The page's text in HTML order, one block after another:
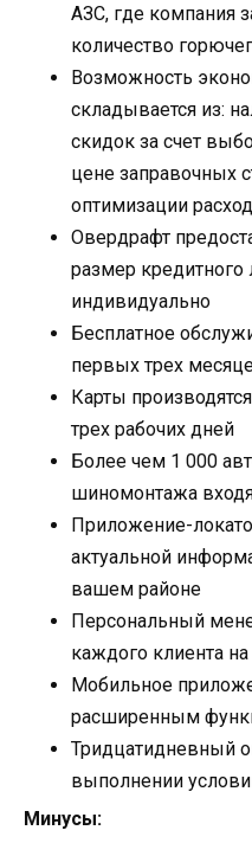
АЗС, где компания
количество
Возможность
складывается из:
скидок за счет
цене заправочных
оптимизации
Овердрафт
размер кредитного
индивидуально
Бесплатное
первых трех
Карты
трех рабочих дней
Более чем 1 000
шиномонтажа
Приложение-
актуальной
вашем районе
Персональный
каждого клиента на
Мобильное
расширенным
Тридцатидневный
выполнении
Минусы: